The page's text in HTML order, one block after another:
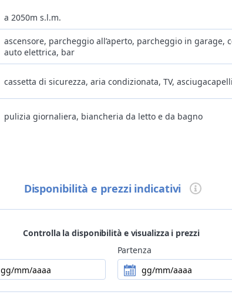
a 2050m s.l.m.
ascensore, parcheggio all’aperto, parcheggio in garage,
auto elettrica, bar
cassetta di sicurezza, aria condizionata, TV,
pulizia giornaliera, biancheria da letto e da bagno
disponibile cucina senza glutine, disponibile cucina
struttura adatta a famiglie con bambini
si accettano animali domestici di piccola taglia
Disponibilità e prezzi indicativi
Controlla la disponibilità e visualizza i prezzi
gg/mm/aaaa
Partenza
gg/mm/aaaa